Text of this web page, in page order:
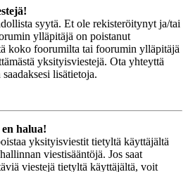
syytä. Et ole rekisteröitynyt ja/tai
ylläpitäjä on poistanut
koko foorumilta tai foorumin ylläpitäjä
yksityisviestejä. Ota yhteyttä
lisätietoja.
halua!
yksityisviestit tietyltä käyttäjältä
viestisääntöjä. Jos saat
viestejä tietyltä käyttäjältä, voit